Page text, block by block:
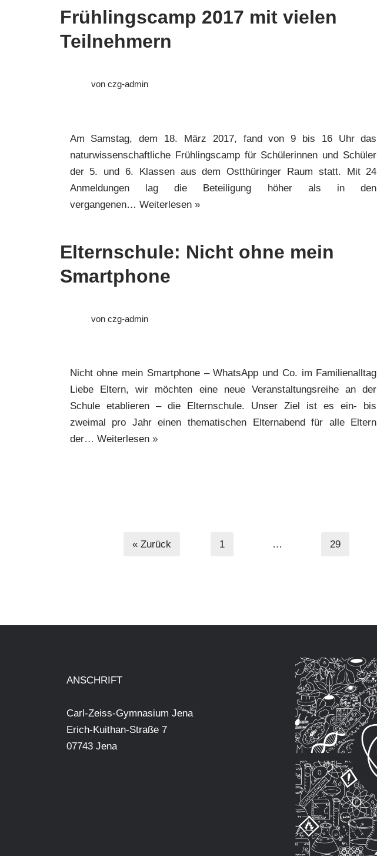
Frühlingscamp 2017 mit vielen
Teilnehmern
von czg-admin
Am Samstag, dem 18. März 2017, fand von 9 bis 16 Uhr das
naturwissenschaftliche Frühlingscamp für Schülerinnen und Schüler
der 5. und 6. Klassen aus dem Ostthüringer Raum statt. Mit 24
Anmeldungen lag die Beteiligung höher als in den
vergangenen… Weiterlesen »
Elternschule: Nicht ohne mein
Smartphone
von czg-admin
Nicht ohne mein Smartphone – WhatsApp und Co. im Familienalltag
Liebe Eltern, wir möchten eine neue Veranstaltungsreihe an der
Schule etablieren – die Elternschule. Unser Ziel ist es ein- bis
zweimal pro Jahr einen thematischen Elternabend für alle Eltern
der… Weiterlesen »
« Zurück 1 … 29
ANSCHRIFT
Carl-Zeiss-Gymnasium Jena
Erich-Kuithan-Straße 7
07743 Jena